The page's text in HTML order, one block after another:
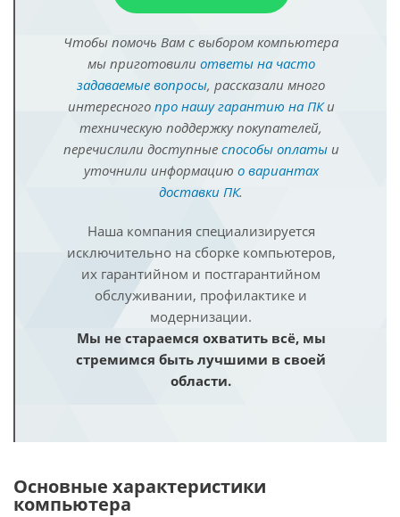
Чтобы помочь Вам с выбором компьютера
мы приготовили ответы на часто
задаваемые вопросы, рассказали много
интересного про нашу гарантию на ПКи
техническую поддержку покупателей,
перечислили доступные способы оплатыи
уточнили информацию о вариантах
доставки ПК.
Наша компания специализируется
исключительно на сборке компьютеров,
их гарантийном и постгарантийном
обслуживании, профилактике и
модернизации.
Мы не стараемся охватить всё, мы
стремимся быть лучшими в своей
области.
Основные характеристики
компьютера